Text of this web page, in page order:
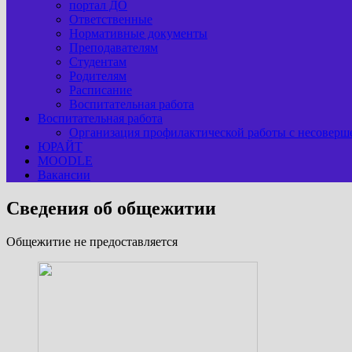
портал ДО
Ответственные
Нормативные документы
Преподавателям
Студентам
Родителям
Расписание
Воспитательная работа
Воспитательная работа
Организация профилактической работы с
ЮРАЙТ
MOODLE
Вакансии
Сведения об общежитии
Общежитие не предоставляется